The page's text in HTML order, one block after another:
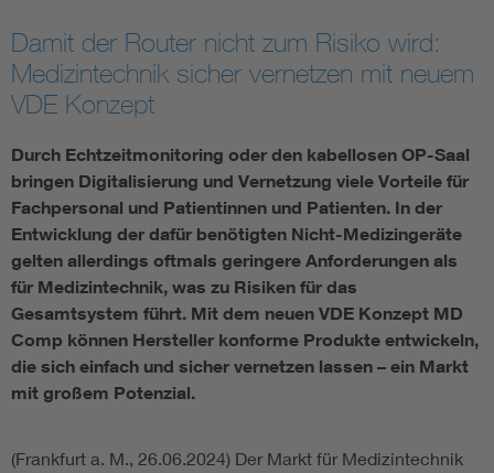
Assisted Living
Energy efficiency
Energy storage
Functional safety
Damit der Router nicht zum Risiko wird:
Medizintechnik sicher vernetzen mit neuem
VDE Konzept
Durch Echtzeitmonitoring oder den kabellosen OP-Saal
bringen Digitalisierung und Vernetzung viele Vorteile für
Fachpersonal und Patientinnen und Patienten. In der
Entwicklung der dafür benötigten Nicht-Medizingeräte
gelten allerdings oftmals geringere Anforderungen als
für Medizintechnik, was zu Risiken für das
Gesamtsystem führt. Mit dem neuen VDE Konzept MD
Comp können Hersteller konforme Produkte entwickeln,
die sich einfach und sicher vernetzen lassen – ein Markt
mit großem Potenzial.
(Frankfurt a. M., 26.06.2024) Der Markt für Medizintechnik